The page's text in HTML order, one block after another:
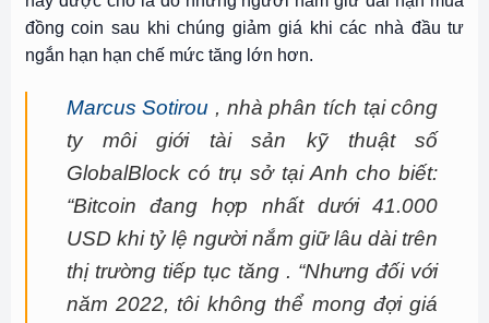
đồng coin sau khi chúng giảm giá khi các nhà đầu tư
ngắn hạn hạn chế mức tăng lớn hơn.
Marcus Sotirou , nhà phân tích tại công
ty môi giới tài sản kỹ thuật số
GlobalBlock có trụ sở tại Anh cho biết:
“Bitcoin đang hợp nhất dưới 41.000
USD khi tỷ lệ người nắm giữ lâu dài trên
thị trường tiếp tục tăng . “Nhưng đối với
năm 2022, tôi không thể mong đợi giá